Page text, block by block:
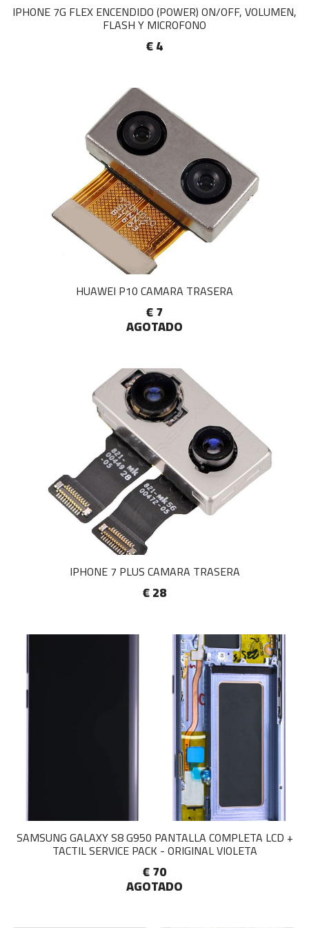
IPHONE 7G FLEX ENCENDIDO (POWER) ON/OFF, VOLUMEN,
FLASH Y MICROFONO
€ 4
HUAWEI P10 CAMARA TRASERA
€ 7
AGOTADO
IPHONE 7 PLUS CAMARA TRASERA
€ 28
SAMSUNG GALAXY S8 G950 PANTALLA COMPLETA LCD +
TACTIL SERVICE PACK - ORIGINAL VIOLETA
€ 70
AGOTADO